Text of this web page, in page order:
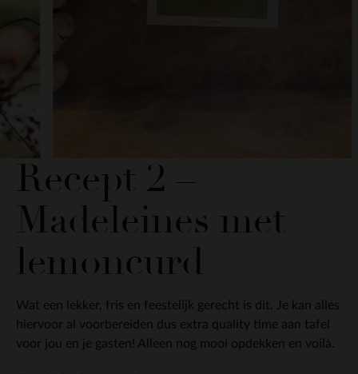
Recept 2 –
Madeleines met
lemoncurd
Wat een lekker, fris en feestelijk gerecht is dit. Je kan alles
hiervoor al voorbereiden dus extra quality time aan tafel
voor jou en je gasten! Alleen nog mooi opdekken en voilà.